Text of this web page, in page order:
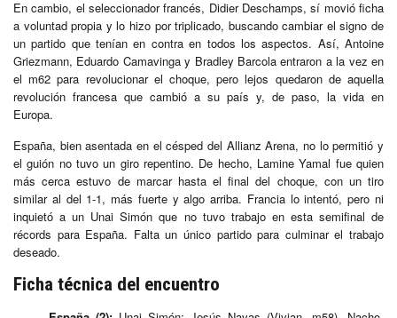
En cambio, el seleccionador francés, Didier Deschamps, sí movió ficha
a voluntad propia y lo hizo por triplicado, buscando cambiar el signo de
un partido que tenían en contra en todos los aspectos. Así, Antoine
Griezmann, Eduardo Camavinga y Bradley Barcola entraron a la vez en
el m62 para revolucionar el choque, pero lejos quedaron de aquella
revolución francesa que cambió a su país y, de paso, la vida en
Europa.
España, bien asentada en el césped del Allianz Arena, no lo permitió y
el guión no tuvo un giro repentino. De hecho, Lamine Yamal fue quien
más cerca estuvo de marcar hasta el final del choque, con un tiro
similar al del 1-1, más fuerte y algo arriba. Francia lo intentó, pero ni
inquietó a un Unai Simón que no tuvo trabajo en esta semifinal de
récords para España. Falta un único partido para culminar el trabajo
deseado.
Ficha técnica del encuentro